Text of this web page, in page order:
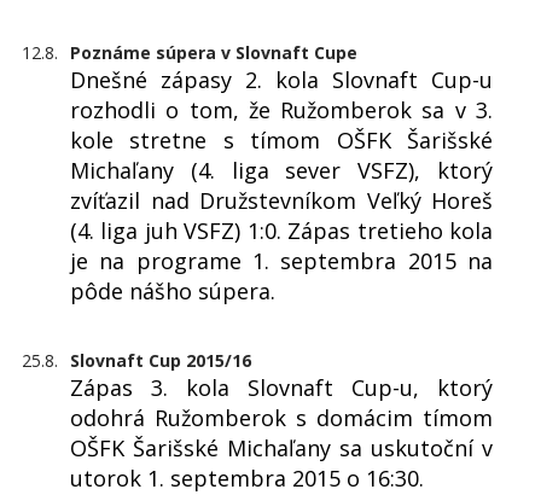
12.8. Poznáme súpera v Slovnaft Cupe
Dnešné zápasy 2. kola Slovnaft Cup-u
rozhodli o tom, že Ružomberok sa v 3.
kole stretne s tímom OŠFK Šarišské
Michaľany (4. liga sever VSFZ), ktorý
zvíťazil nad Družstevníkom Veľký Horeš
(4. liga juh VSFZ) 1:0. Zápas tretieho kola
je na programe 1. septembra 2015 na
pôde nášho súpera.
25.8. Slovnaft Cup 2015/16
Zápas 3. kola Slovnaft Cup-u, ktorý
odohrá Ružomberok s domácim tímom
OŠFK Šarišské Michaľany sa uskutoční v
utorok 1. septembra 2015 o 16:30.